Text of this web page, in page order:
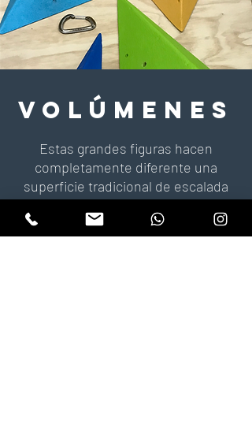
VOLÚMENES
Estas grandes figuras hacen
completamente diferente una
superficie tradicional de escalada
vertical o extra plomo, dando
nuevas posibilidades y movimientos